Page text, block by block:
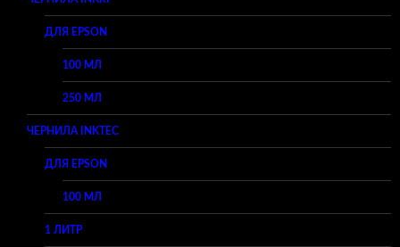
ДЛЯ EPSON
100 МЛ
250 МЛ
ЧЕРНИЛА INKTEC
ДЛЯ EPSON
100 МЛ
1 ЛИТР